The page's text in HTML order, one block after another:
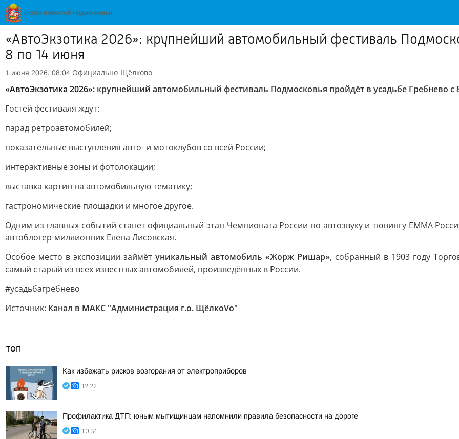
«АвтоЭкзотика 2026»: крупнейший автомобильный фестиваль
8 по 14 июня
1 июня 2026, 08:04 Официально Щёлково
«АвтоЭкзотика 2026»: крупнейший автомобильный фестиваль Подмосковья пройдёт в усадьбе Гребнево с
Гостей фестиваля ждут:
парад ретроавтомобилей;
показательные выступления авто- и мотоклубов со всей России;
интерактивные зоны и фотолокации;
выставка картин на автомобильную тематику;
гастрономические площадки и многое другое.
Одним из главных событий станет официальный этап Чемпионата России по автозвуку и тюнингу EMMA
автоблогер-миллионник Елена Лисовская.
Особое место в экспозиции займёт уникальный автомобиль «Жорж Ришар», собранный в 1903 году
самый старый из всех известных автомобилей, произведённых в России.
#усадьбагребнево
Источник: Канал в МАКС "Администрация г.о. ЩёлкоVо"
ТОП
Как избежать рисков возгорания от электроприборов
12:22
Профилактика ДТП: юным мытищинцам напомнили правила безопасности на дороге
10:34